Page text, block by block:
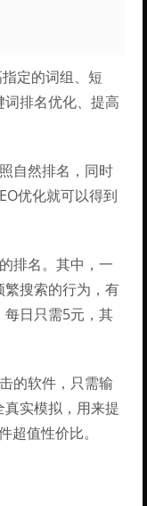
定的词组、短
排名优化、提高
自然排名，同时
优化就可以得到
排名。其中，一
搜索的行为，有
日只需5元，其
的软件，只需输
实模拟，用来提
值性价比。